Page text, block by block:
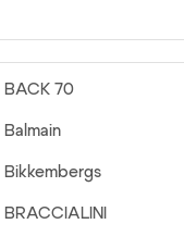
BACK 70
Balmain
Bikkembergs
BRACCIALINI